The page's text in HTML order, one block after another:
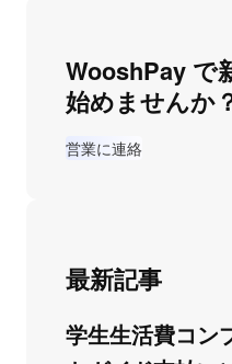
WooshPay で
始めませんか
営業に連絡
最新記事
学生生活費コン